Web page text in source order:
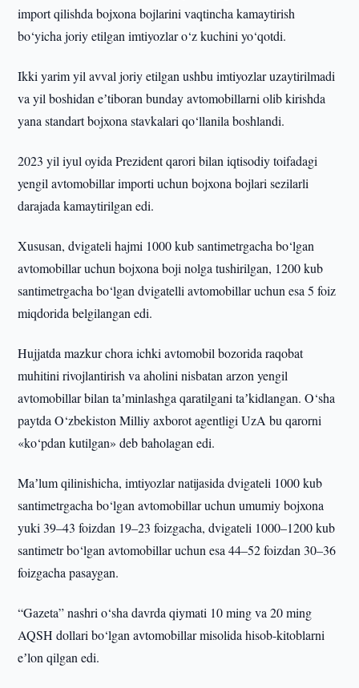
import qilishda bojxona bojlarini vaqtincha kamaytirish
bo‘yicha joriy etilgan imtiyozlar o‘z kuchini yo‘qotdi.
Ikki yarim yil avval joriy etilgan ushbu imtiyozlar uzaytirilmadi
va yil boshidan eʼtiboran bunday avtomobillarni olib kirishda
yana standart bojxona stavkalari qo‘llanila boshlandi.
2023 yil iyul oyida Prezident qarori bilan iqtisodiy toifadagi
yengil avtomobillar importi uchun bojxona bojlari sezilarli
darajada kamaytirilgan edi.
Xususan, dvigateli hajmi 1000 kub santimetrgacha bo‘lgan
avtomobillar uchun bojxona boji nolga tushirilgan, 1200 kub
santimetrgacha bo‘lgan dvigatelli avtomobillar uchun esa 5 foiz
miqdorida belgilangan edi.
Hujjatda mazkur chora ichki avtomobil bozorida raqobat
muhitini rivojlantirish va aholini nisbatan arzon yengil
avtomobillar bilan taʼminlashga qaratilgani taʼkidlangan. O‘sha
paytda O‘zbekiston Milliy axborot agentligi UzA bu qarorni
«ko‘pdan kutilgan» deb baholagan edi.
Maʼlum qilinishicha, imtiyozlar natijasida dvigateli 1000 kub
santimetrgacha bo‘lgan avtomobillar uchun umumiy bojxona
yuki 39–43 foizdan 19–23 foizgacha, dvigateli 1000–1200 kub
santimetr bo‘lgan avtomobillar uchun esa 44–52 foizdan 30–36
foizgacha pasaygan.
“Gazeta” nashri o‘sha davrda qiymati 10 ming va 20 ming
AQSH dollari bo‘lgan avtomobillar misolida hisob-kitoblarni
eʼlon qilgan edi.